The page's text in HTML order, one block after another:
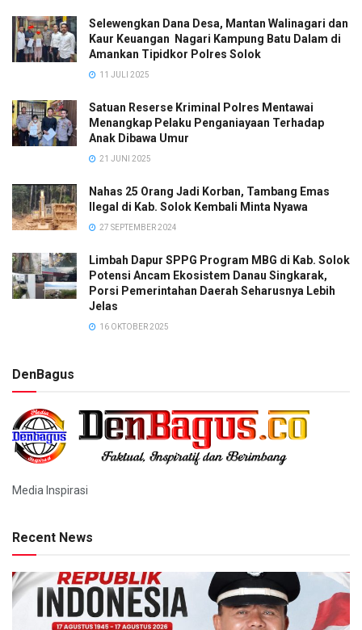
Selewengkan Dana Desa, Mantan Walinagari dan
Kaur Keuangan Nagari Kampung Batu Dalam di
Amankan Tipidkor Polres Solok
11 JULI 2025
Satuan Reserse Kriminal Polres Mentawai
Menangkap Pelaku Penganiayaan Terhadap
Anak Dibawa Umur
21 JUNI 2025
Nahas 25 Orang Jadi Korban, Tambang Emas
Ilegal di Kab. Solok Kembali Minta Nyawa
27 SEPTEMBER 2024
Limbah Dapur SPPG Program MBG di Kab. Solok
Potensi Ancam Ekosistem Danau Singkarak,
Porsi Pemerintahan Daerah Seharusnya Lebih
Jelas
16 OKTOBER 2025
DenBagus
Media Inspirasi
Recent News